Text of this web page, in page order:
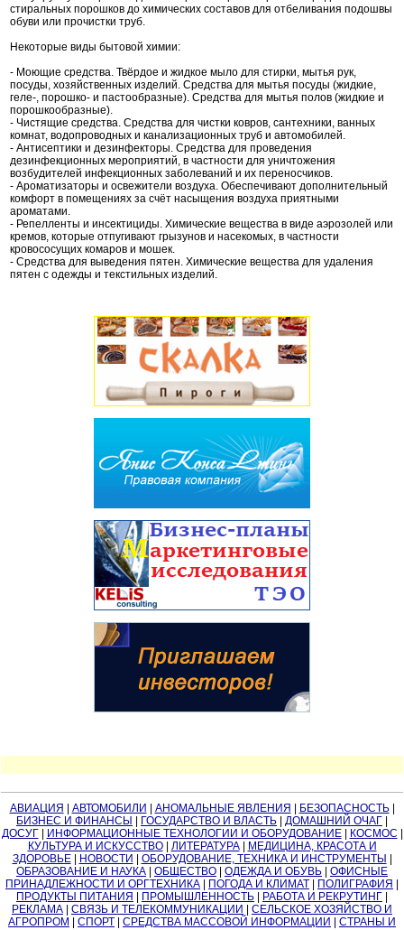
стиральных порошков до химических составов для отбеливания подошвы
обуви или прочистки труб.
Некоторые виды бытовой химии:
- Моющие средства. Твёрдое и жидкое мыло для стирки, мытья рук,
посуды, хозяйственных изделий. Средства для мытья посуды (жидкие,
геле-, порошко- и пастообразные). Средства для мытья полов (жидкие и
порошкообразные).
- Чистящие средства. Средства для чистки ковров, сантехники, ванных
комнат, водопроводных и канализационных труб и автомобилей.
- Антисептики и дезинфекторы. Средства для проведения
дезинфекционных мероприятий, в частности для уничтожения
возбудителей инфекционных заболеваний и их переносчиков.
- Ароматизаторы и освежители воздуха. Обеспечивают дополнительный
комфорт в помещениях за счёт насыщения воздуха приятными
ароматами.
- Репелленты и инсектициды. Химические вещества в виде аэрозолей или
кремов, которые отпугивают грызунов и насекомых, в частности
кровососущих комаров и мошек.
- Средства для выведения пятен. Химические вещества для удаления
пятен с одежды и текстильных изделий.
АВИАЦИЯ АВТОМОБИЛИ АНОМАЛЬНЫЕ ЯВЛЕНИЯ БЕЗОПАСНОСТЬ|
БИЗНЕС И ФИНАНСЫ
ГОСУДАРСТВО И ВЛАСТЬ ДОМАШНИЙ ОЧАГ
ДОСУГ| ИНФОРМАЦИОННЫЕ ТЕХНОЛОГИИ И ОБОРУДОВАНИЕ| КОСМОС
КУЛЬТУРА И ИСКУССТВО| ЛИТЕРАТУРА|
МЕДИЦИНА, КРАСОТА И
ЗДОРОВЬЕ| НОВОСТИ ОБОРУДОВАНИЕ, ТЕХНИКА И ИНСТРУМЕНТЫ
ОБРАЗОВАНИЕ И НАУКА
ОБЩЕСТВО ОДЕЖДА И ОБУВЬ
ОФИСНЫЕ
ПРИНАДЛЕЖНОСТИ И ОРГТЕХНИКА
ПОГОДА И КЛИМАТ ПОЛИГРАФИЯ
ПРОДУКТЫ ПИТАНИЯ
ПРОМЫШЛЕННОСТЬ РАБОТА И РЕКРУТИНГ
РЕКЛАМА
СВЯЗЬ И ТЕЛЕКОММУНИКАЦИИ
СЕЛЬСКОЕ ХОЗЯЙСТВО И
АГРОПРОМ
СПОРТ СРЕДСТВА МАССОВОЙ ИНФОРМАЦИИ
СТРАНЫ И